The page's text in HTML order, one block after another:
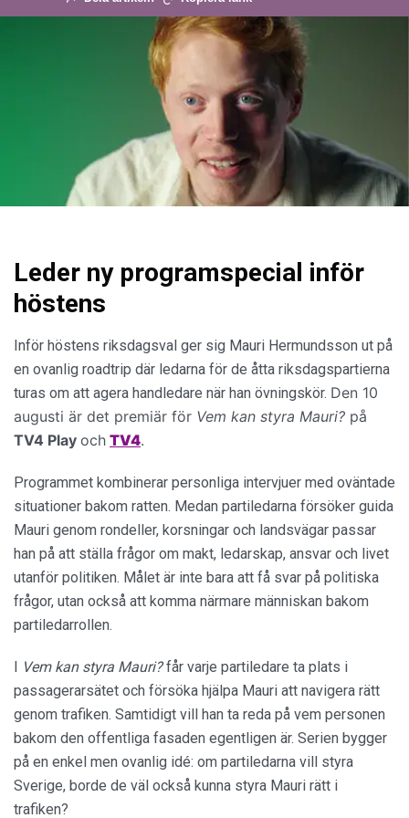
Leder ny programspecial inför
höstens
Inför höstens riksdagsval ger sig Mauri Hermundsson ut på
en ovanlig roadtrip där ledarna för de åtta riksdagspartierna
turas om att agera handledare när han övningskör. Den 10
augusti är det premiär för Vem kan styra Mauri? på
TV4 Play och TV4.
Programmet kombinerar personliga intervjuer med oväntade
situationer bakom ratten. Medan partiledarna försöker guida
Mauri genom rondeller, korsningar och landsvägar passar
han på att ställa frågor om makt, ledarskap, ansvar och livet
utanför politiken. Målet är inte bara att få svar på politiska
frågor, utan också att komma närmare människan bakom
partiledarrollen.
I Vem kan styra Mauri?får varje partiledare ta plats i
passagerarsätet och försöka hjälpa Mauri att navigera rätt
genom trafiken. Samtidigt vill han ta reda på vem personen
bakom den offentliga fasaden egentligen är. Serien bygger
på en enkel men ovanlig idé: om partiledarna vill styra
Sverige, borde de väl också kunna styra Mauri rätt i
trafiken?